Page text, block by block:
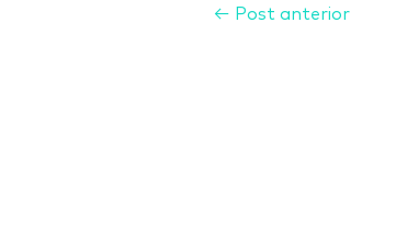
← Post anterior